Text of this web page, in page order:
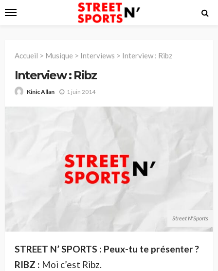
Accueil > Musique > Interviews > Interview : Ribz
Interview : Ribz
Kinic Allan 1 juin 2014
Street N'Sports
STREET N’ SPORTS : Peux-tu te présenter ?
RIBZ : Moi c’est Ribz.